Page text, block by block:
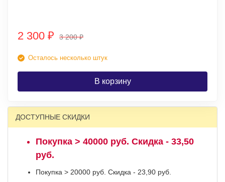
2 300 ₽ 3 200₽
Осталось несколько штук
В корзину
ДОСТУПНЫЕ СКИДКИ
Покупка > 40000 руб. Скидка - 33,50
руб.
Покупка > 20000 руб. Скидка - 23,90 руб.